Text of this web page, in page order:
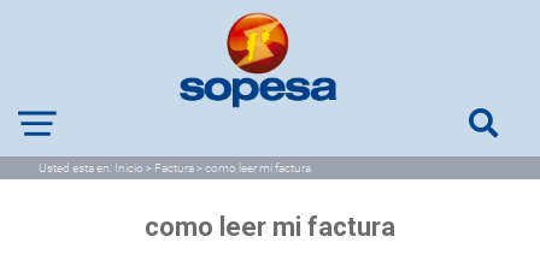
Usted esta en: Inicio > Factura> como leer mi factura
como leer mi factura